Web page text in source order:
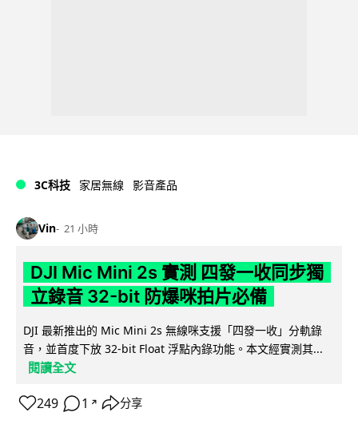
3C科技 家居無線 影音產品
Vin 21 小時
DJI Mic Mini 2s 實測 四發一收同步獨
立錄音 32-bit 防爆咪拍片必備
DJI 最新推出的 Mic Mini 2s 無線咪支援「四發一收」分軌錄
音，並首度下放 32-bit Float 浮點內錄功能。本文經實測其...
閱讀全文
249 1 ↗ 分享